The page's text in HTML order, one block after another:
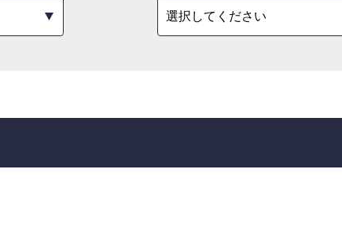
選択してください